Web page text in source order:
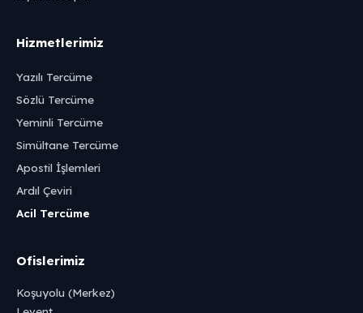
Hizmetlerimiz
Yazılı Tercüme
Sözlü Tercüme
Yeminli Tercüme
Simültane Tercüme
Apostil İşlemleri
Ardıl Çeviri
Acil Tercüme
Ofislerimiz
Koşuyolu (Merkez)